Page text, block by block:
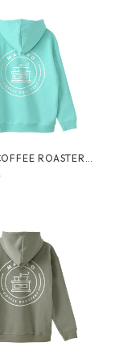
ROASTERY
ーカー